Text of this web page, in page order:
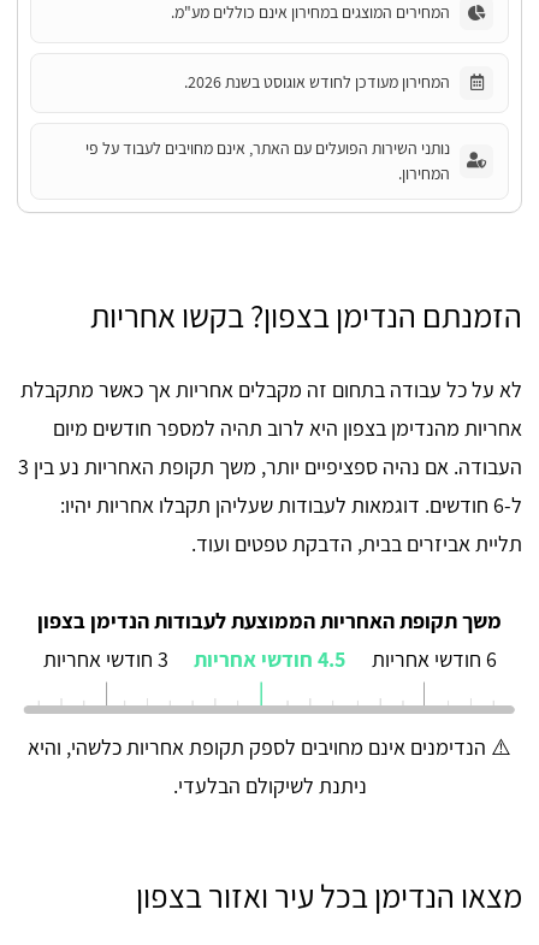
המחירים המוצגים במחירון אינם כוללים מע"מ.
המחירון מעודכן לחודש אוגוסט בשנת 2026.
נותני השירות הפועלים עם האתר, אינם מחויבים לעבוד על פי
המחירון.
הזמנתם הנדימן בצפון? בקשו אחריות
לא על כל עבודה בתחום זה מקבלים אחריות אך כאשר מתקבלת
אחריות מהנדימן בצפון היא לרוב תהיה למספר חודשים מיום
העבודה. אם נהיה ספציפיים יותר, משך תקופת האחריות נע בין 3
ל-6 חודשים. דוגמאות לעבודות שעליהן תקבלו אחריות יהיו:
תליית אביזרים בבית, הדבקת טפטים ועוד.
משך תקופת האחריות הממוצעת לעבודות הנדימן בצפון
6 חודשי אחריות
4.5 חודשי אחריות 3 חודשי אחריות
⚠️ הנדימנים אינם מחויבים לספק תקופת אחריות כלשהי, והיא
ניתנת לשיקולם הבלעדי.
מצאו הנדימן בכל עיר ואזור בצפון